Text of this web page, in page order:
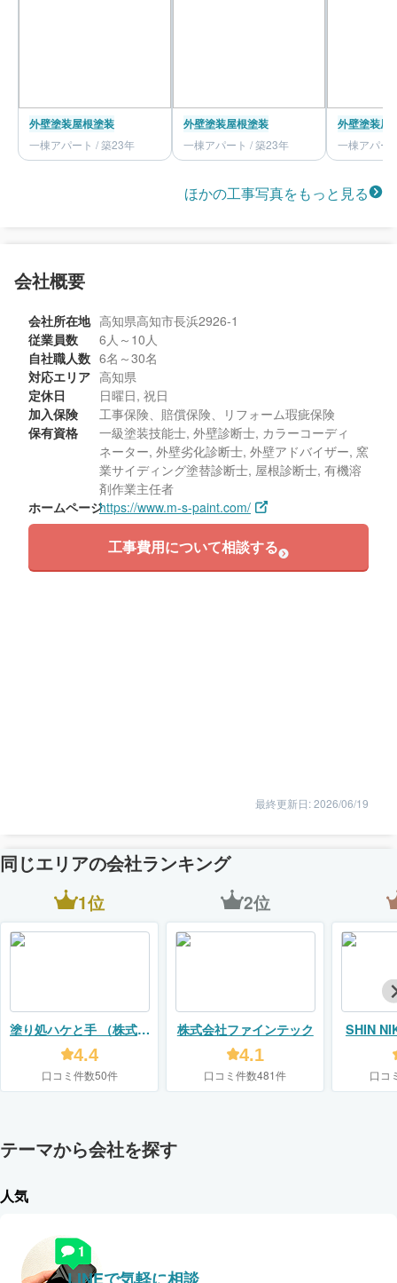
外壁塗装屋根塗装
一棟アパート / 築23年
外壁塗装屋根塗装
一棟アパート / 築23年
外壁塗装屋
一棟アパー
ほかの工事写真をもっと見る
会社概要
会社所在地 高知県高知市長浜2926-1
従業員数
6人～10人
自社職人数 6名～30名
対応エリア 高知県
定休日
日曜日, 祝日
加入保険
工事保険、賠償保険、リフォーム瑕疵保険
保有資格
一級塗装技能士, 外壁診断士, カラーコーディ
ネーター, 外壁劣化診断士, 外壁アドバイザー, 窯
業サイディング塗替診断士, 屋根診断士, 有機溶
剤作業主任者
ホームページhttps://www.m-s-paint.com/
工事費用について相談する
最終更新日: 2026/06/19
同じエリアの会社ランキング
1位
塗り処ハケと手 （株式会
社M'sペイント）
4.4
口コミ件数50件
2位
株式会社ファインテック
4.1
口コミ件数481件
SHIN
口コ
テーマから会社を探す
人気
LINEで気軽に相談